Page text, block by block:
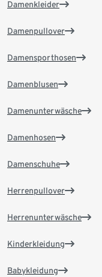
Damenkleider
Damenpullover
Damensporthosen
Damenblusen
Damenunterwäsche
Damenhosen
Damenschuhe
Herrenpullover
Herrenunterwäsche
Kinderkleidung
Babykleidung